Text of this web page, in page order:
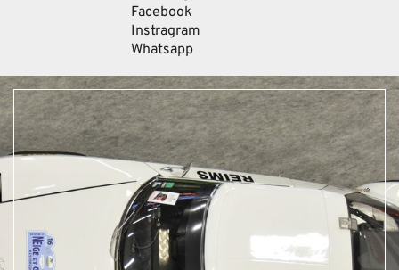
Facebook
Instragram
Whatsapp